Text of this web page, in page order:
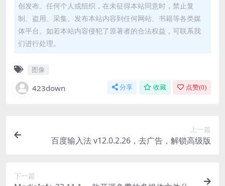
创发布。任何个人或组织，在未征得本站同意时，禁止复
制、盗用、采集、发布本站内容到任何网站、书籍等各类媒
体平台。如若本站内容侵犯了原著者的合法权益，可联系我
们进行处理。
图像
423down 分享 收藏 点赞(0)
上一篇
百度输入法 v12.0.2.26，去广告，解锁高级版
下一篇